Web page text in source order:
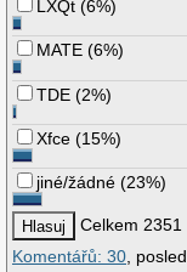
LXQt (6%)
MATE (6%)
TDE (2%)
Xfce (15%)
jiné/žádné (23%)
Celkem 2351
Komentářů: 30 ,